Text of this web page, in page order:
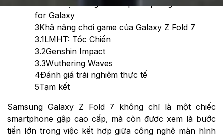
for Galaxy
3Khả năng chơi game của Galaxy Z Fold 7
3.1LMHT: Tốc Chiến
3.2Genshin Impact
3.3Wuthering Waves
4Đánh giá trải nghiệm thực tế
5Tạm kết
Samsung Galaxy Z Fold 7 không chỉ là một chiếc
smartphone gập cao cấp, mà còn được xem là bước
tiến lớn trong việc kết hợp giữa công nghệ màn hình